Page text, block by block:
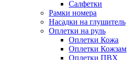
Салфетки
Рамки номера
Насадки на глушитель
Оплетки на руль
Оплетки Кожа
Оплетки Кожзам
Оплетки ПВХ